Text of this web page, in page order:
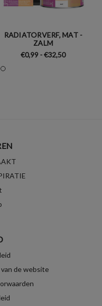
RADIATORVERF, MAT -
ZALM
€0,99 - €32,50
de website